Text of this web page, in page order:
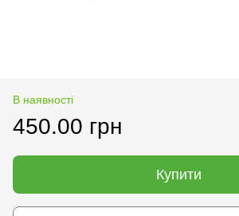
В наявності
450.00 грн
Купити